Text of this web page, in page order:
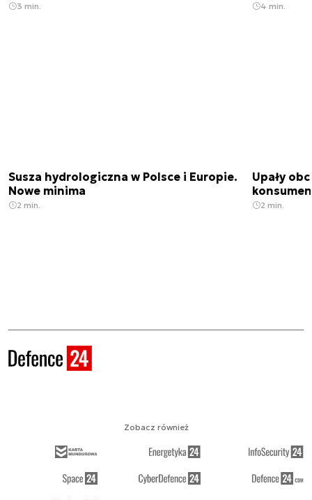
3 min. 4 min.
Susza hydrologiczna w Polsce i Europie.
Nowe minima
2 min.
Upały
2 min.
Zobacz również